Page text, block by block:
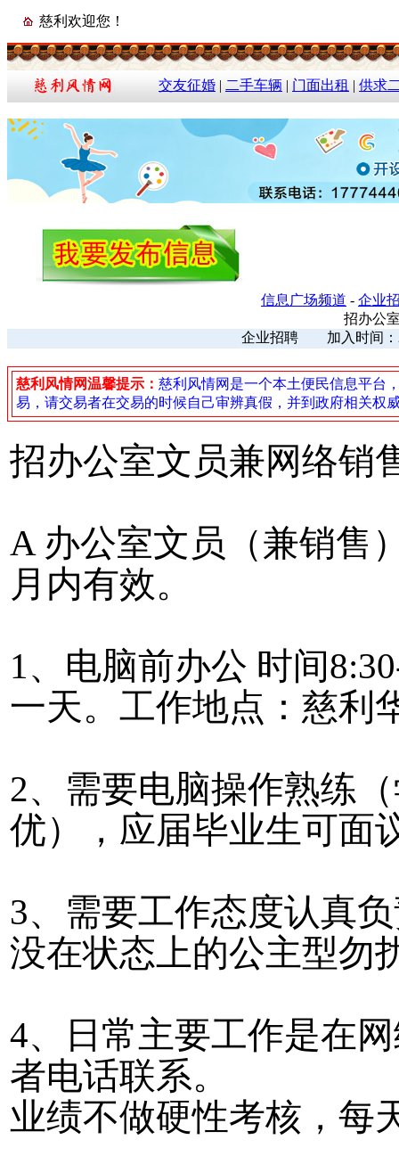
慈利欢迎您！
交友征婚 | 二手车辆 | 门面出租 | 供求
信息广场频道 - 企业
招办公
企业招聘 加入时间
慈利风情网温馨提示： 慈利风情网是一个本土便民信息平台
易，请交易者在交易的时候自己审辨真假，并到政府相关权
招办公室文员兼网络销
A 办公室文员（兼销售
月内有效。
1、电脑前办公 时间
一天。工作地点：慈利
2、需要电脑操作熟练
优），应届毕业生可面
3、需要工作态度认真
没在状态上的公主型勿
4、日常主要工作是在
者电话联系。
业绩不做硬性考核，每